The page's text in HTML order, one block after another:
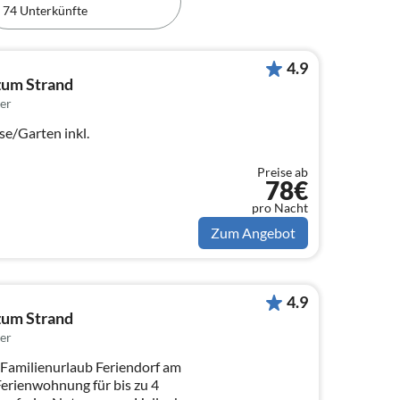
74 Unterkünfte
Strand
Garten inkl.
4.9
Preise ab
78€
pro Nacht
Zum Angebot
Strand
Feriendorf am
4.9